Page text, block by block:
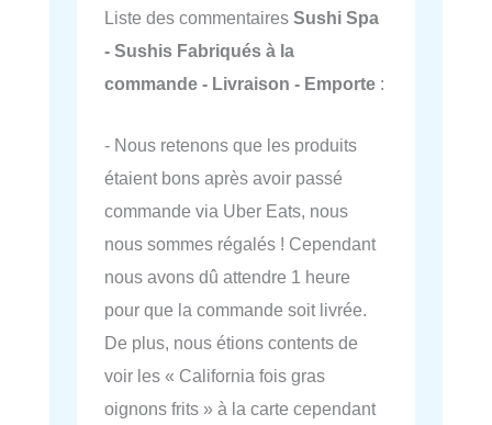
Liste des commentaires Sushi Spa
- Sushis Fabriqués à la
commande - Livraison - Emporte :
- Nous retenons que les produits
étaient bons après avoir passé
commande via Uber Eats, nous
nous sommes régalés ! Cependant
nous avons dû attendre 1 heure
pour que la commande soit livrée.
De plus, nous étions contents de
voir les « California fois gras
oignons frits » à la carte cependant